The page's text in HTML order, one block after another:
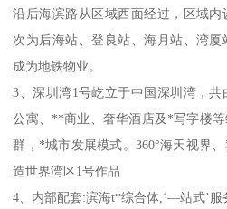
沿后海滨路从区域西面经过，区域
次为后海站、登良站、海月站、湾
成为地铁物业。
3、深圳湾1号屹立于中国深圳湾，
公寓、**商业、奢华酒店及*写字楼
群，*城市发展模式。360°海天视界
造世界湾区1号作品
4、内部配套:滨海t*综合体,‘—站式’服